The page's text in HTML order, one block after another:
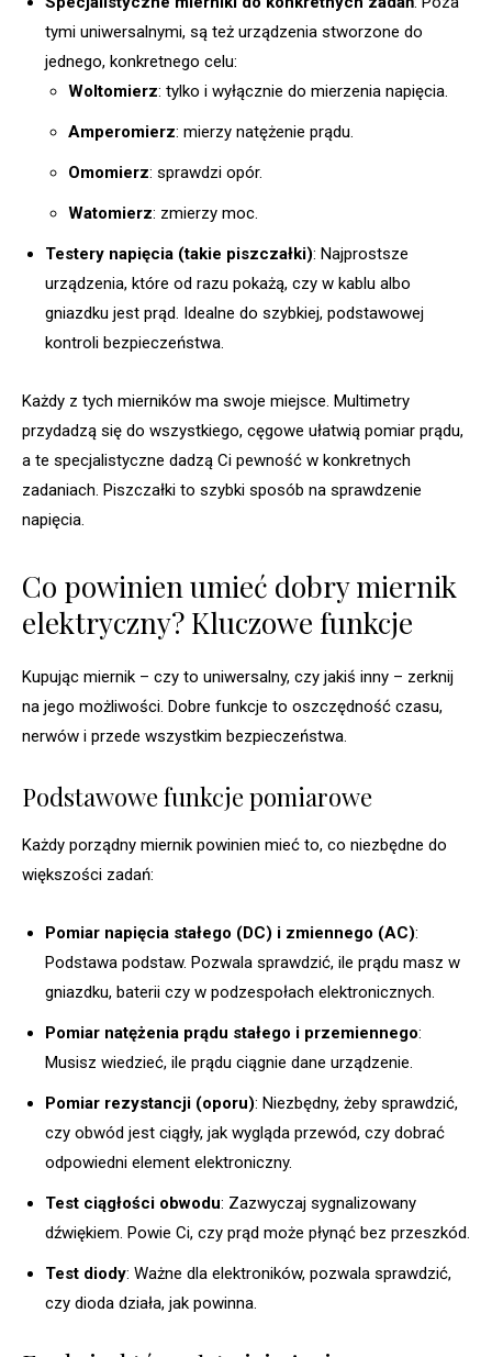
tymi uniwersalnymi, są też urządzenia stworzone do
jednego, konkretnego celu:
Woltomierz: tylko i wyłącznie do mierzenia napięcia.
Amperomierz: mierzy natężenie prądu.
Omomierz: sprawdzi opór.
Watomierz: zmierzy moc.
Testery napięcia (takie piszczałki): Najprostsze
urządzenia, które od razu pokażą, czy w kablu albo
gniazdku jest prąd. Idealne do szybkiej, podstawowej
kontroli bezpieczeństwa.
Każdy z tych mierników ma swoje miejsce. Multimetry
przydadzą się do wszystkiego, cęgowe ułatwią pomiar prądu,
a te specjalistyczne dadzą Ci pewność w konkretnych
zadaniach. Piszczałki to szybki sposób na sprawdzenie
napięcia.
Co powinien umieć dobry miernik
elektryczny? Kluczowe funkcje
Kupując miernik – czy to uniwersalny, czy jakiś inny – zerknij
na jego możliwości. Dobre funkcje to oszczędność czasu,
nerwów i przede wszystkim bezpieczeństwa.
Podstawowe funkcje pomiarowe
Każdy porządny miernik powinien mieć to, co niezbędne do
większości zadań:
Pomiar napięcia stałego (DC) i zmiennego (AC):
Podstawa podstaw. Pozwala sprawdzić, ile prądu masz w
gniazdku, baterii czy w podzespołach elektronicznych.
Pomiar natężenia prądu stałego i przemiennego:
Musisz wiedzieć, ile prądu ciągnie dane urządzenie.
Pomiar rezystancji (oporu): Niezbędny, żeby sprawdzić,
czy obwód jest ciągły, jak wygląda przewód, czy dobrać
odpowiedni element elektroniczny.
Test ciągłości obwodu: Zazwyczaj sygnalizowany
dźwiękiem. Powie Ci, czy prąd może płynąć bez przeszkód.
Test diody: Ważne dla elektroników, pozwala sprawdzić,
czy dioda działa, jak powinna.